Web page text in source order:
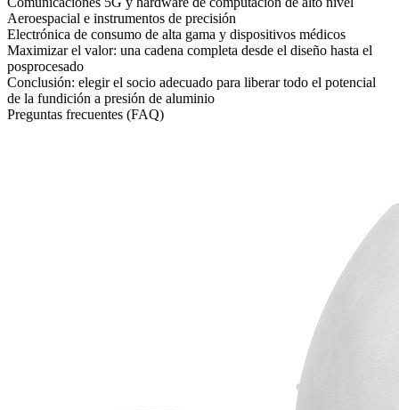
Aeroespacial e instrumentos de precisión
Electrónica de consumo de alta gama y dispositivos médicos
Maximizar el valor: una cadena completa desde el diseño hasta el
posprocesado
Conclusión: elegir el socio adecuado para liberar todo el potencial
de la fundición a presión de aluminio
Preguntas frecuentes (FAQ)